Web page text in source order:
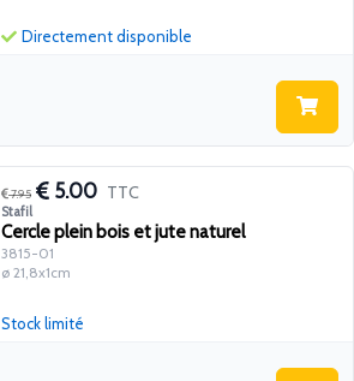
Directement disponible
7.95 5.00 TTC
Stafil
Cercle plein bois et jute naturel
3815-01
ø 21,8x1cm
Stock limité